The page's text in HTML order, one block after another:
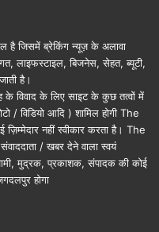
है जिसमें ब्रेकिंग न्यूज़ के अलावा
लाइफस्टाइल, बिजनेस, सेहत, ब्यूटी,
है।
के विवाद के लिए साइट के कुछ तत्वों में
/ विडियो आदि ) शामिल होगी The
नहीं स्वीकार करता है। The
/ खबर देने वाला स्वयं
मुद्रक, प्रकाशक, संपादक की कोई
होगा